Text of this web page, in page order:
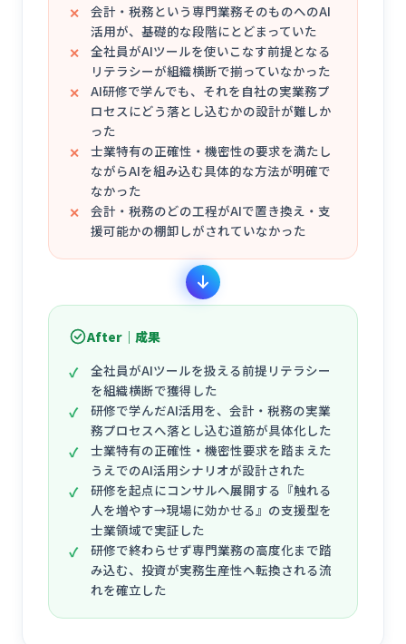
会計・税務という専門業務そのものへのAI
活用が、基礎的な段階にとどまっていた
全社員がAIツールを使いこなす前提となる
リテラシーが組織横断で揃っていなかった
AI研修で学んでも、それを自社の実業務プ
ロセスにどう落とし込むかの設計が難しか
った
士業特有の正確性・機密性の要求を満たし
ながらAIを組み込む具体的な方法が明確で
なかった
会計・税務のどの工程がAIで置き換え・支
援可能かの棚卸しがされていなかった
After｜成果
全社員がAIツールを扱える前提リテラシー
を組織横断で獲得した
研修で学んだAI活用を、会計・税務の実業
務プロセスへ落とし込む道筋が具体化した
士業特有の正確性・機密性要求を踏まえた
うえでのAI活用シナリオが設計された
研修を起点にコンサルへ展開する『触れる
人を増やす→現場に効かせる』の支援型を
士業領域で実証した
研修で終わらせず専門業務の高度化まで踏
み込む、投資が実務生産性へ転換される流
れを確立した